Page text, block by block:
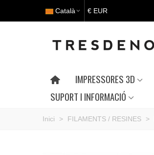
Català € EUR
IMPRESSORES 3D
SUPORT I INFORMACIÓ
Inici > FILAMENTS / RESINES >